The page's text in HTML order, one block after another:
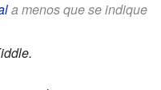
a menos que se indique